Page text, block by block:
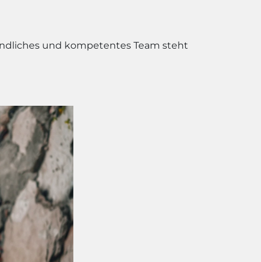
und kompetentes Team steht